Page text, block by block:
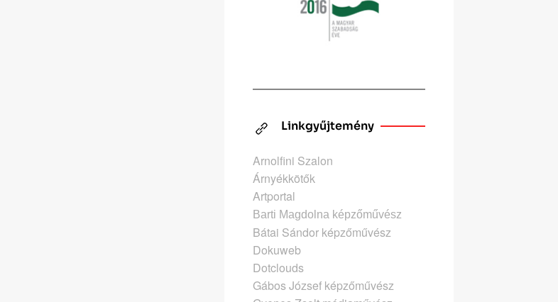
Linkgyűjtemény
Arnolfini Szalon
Árnyékkötők
Artportal
Barti Magdolna képzőművész
Bátai Sándor képzőművész
Dokuweb
Dotclouds
Gábos József képzőművész